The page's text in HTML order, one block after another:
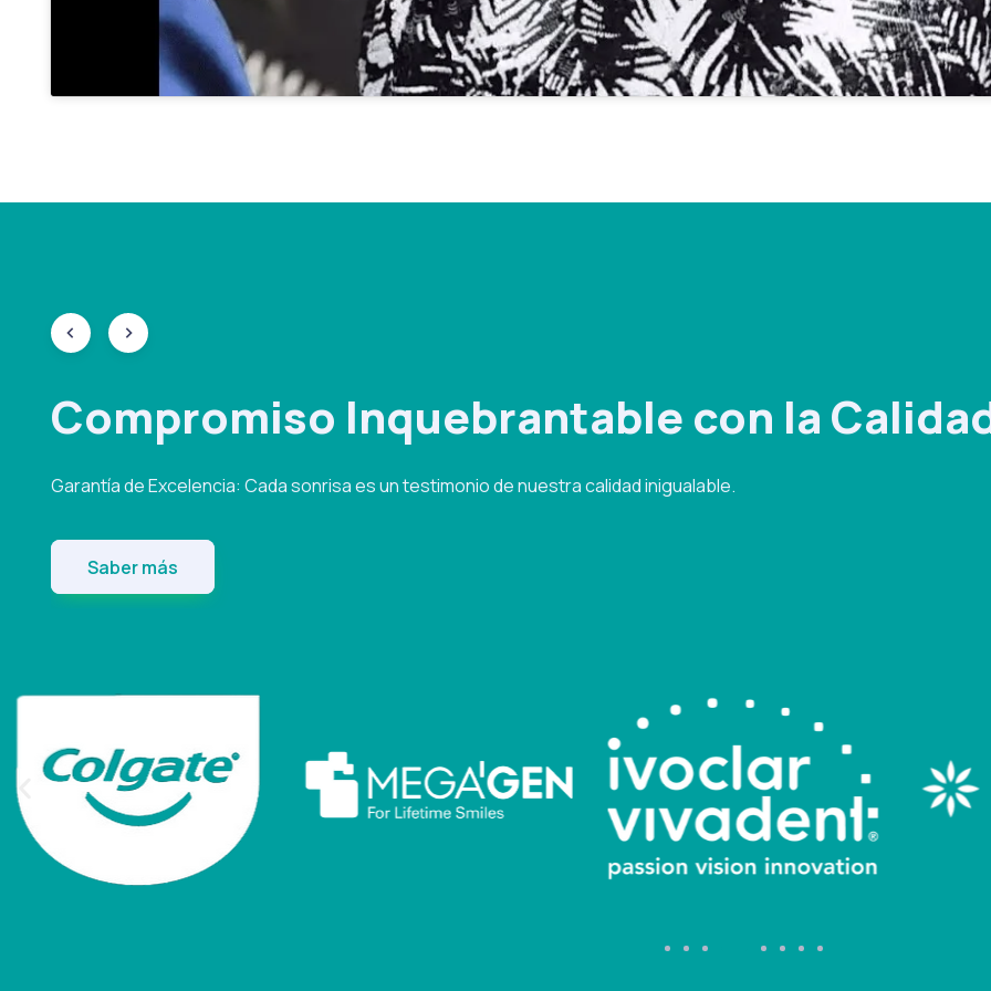
Compromiso Inquebrantable con la
Garantía de Excelencia: Cada sonrisa es un testimonio de nuestra calidad inigualable.
Saber más